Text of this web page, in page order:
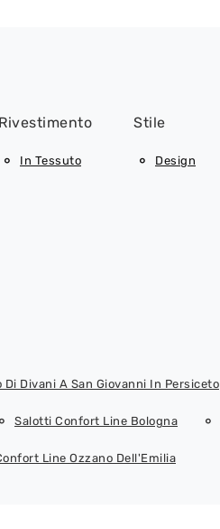
Rivestimento
In Tessuto
Stile
Design
Di Divani A San Giovanni In Persiceto
Salotti Confort Line Bologna
Line Ozzano Dell'Emilia